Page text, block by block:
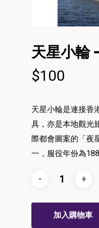
天星小輪
$100
天星小輪是連接香
具，亦是本地觀光
際都會圖案的「夜
一，服役年份為
加入購物車